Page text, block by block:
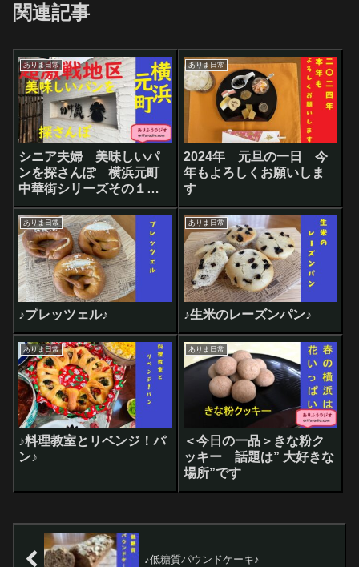
関連記事
ありま日常
シニア夫婦 美味しいパ
ンを探さんぽ 横浜元町
中華街シリーズその１
『のり蔵』
ありま日常
2024年 元旦の一日 今
年もよろしくお願いしま
す
ありま日常
♪プレッツェル♪
ありま日常
♪生米のレーズンパン♪
ありま日常
♪料理教室とリベンジ！パ
ン♪
ありま日常
＜今日の一品＞きな粉ク
ッキー 話題は” 大好きな
場所”です
♪低糖質パウンドケーキ♪